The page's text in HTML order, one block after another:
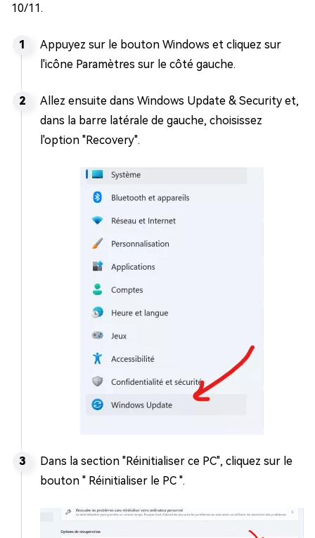
10/11.
Appuyez sur le bouton Windows et cliquez sur
l'icône Paramètres sur le côté gauche.
Allez ensuite dans Windows Update & Security et,
dans la barre latérale de gauche, choisissez
l'option "Recovery".
Dans la section "Réinitialiser ce PC", cliquez sur le
bouton " Réinitialiser le PC ".